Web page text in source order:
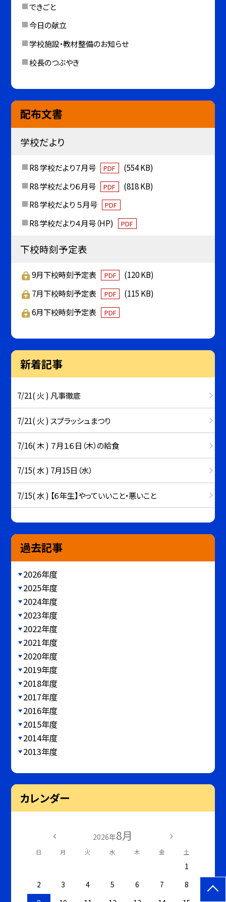
できごと
今日の献立
学校施設・教材整備のお知らせ
校長のつぶやき
配布文書
学校だより
R8 学校だより７月号 PDF
(554 KB)
R8 学校だより６月号
PDF
(818 KB)
R8 学校だより ５月号
PDF
R8 学校だより４月号（HP) PDF
下校時刻予定表
9月下校時刻予定表 PDF
(120 KB)
7月下校時刻予定表
PDF
(115 KB)
6月下校時刻予定表
PDF
新着記事
7/21( 火 ) 凡事徹底
7/21( 火 ) スプラッシュまつり
7/16( 木 ) ７月１６日（木）の給食
7/15( 水 ) 7月15日（水）
7/15( 水 ) 【６年生】やっていいこと・悪いこと
過去記事
2026年度
2025年度
2024年度
2023年度
2022年度
2021年度
2020年度
2019年度
2018年度
2017年度
2016年度
2015年度
2014年度
2013年度
カレンダー
2026年8月
日 月 火 水 木 金 土
1
2
3 4 5 6 7
8